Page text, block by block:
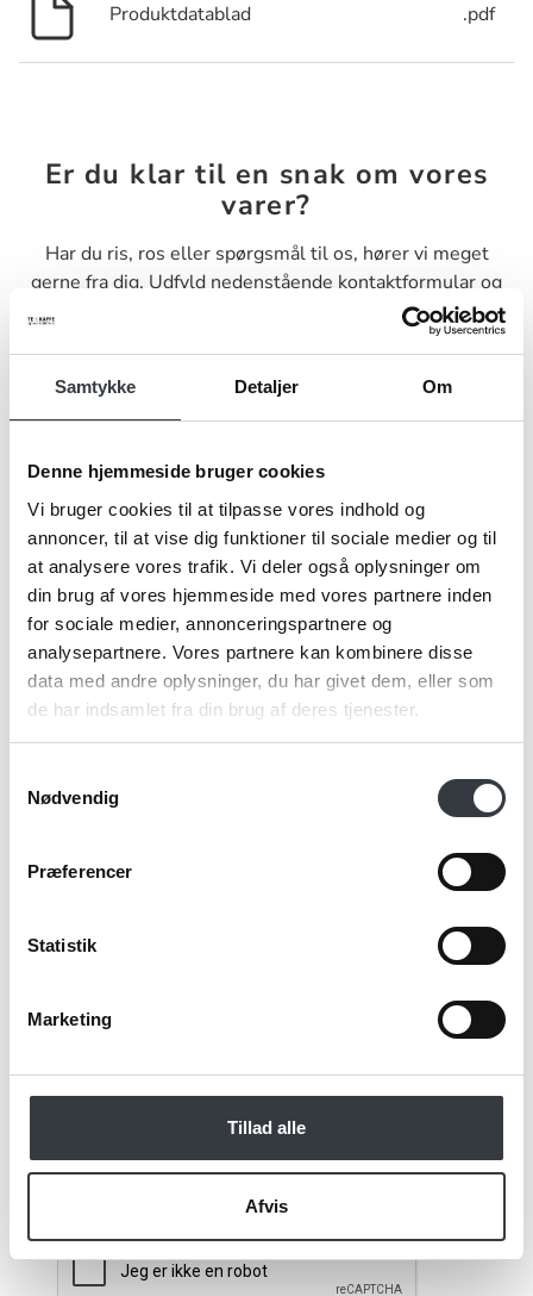
Samtykke Detaljer Om
Denne hjemmeside bruger cookies
Vi bruger cookies til at tilpasse vores indhold og
annoncer, til at vise dig funktioner til sociale medier og til
at analysere vores trafik. Vi deler også oplysninger om
din brug af vores hjemmeside med vores partnere inden
for sociale medier, annonceringspartnere og
analysepartnere. Vores partnere kan kombinere disse
data med andre oplysninger, du har givet dem, eller som
de har indsamlet fra din brug af deres tjenester.
Nødvendig
Præferencer
Statistik
Marketing
Tillad alle
Afvis
Produktdatablad .pdf
Er du klar til en snak om vores
varer?
Har du ris, ros eller spørgsmål til os, hører vi meget
gerne fra dig. Udfyld nedenstående kontaktformular og
send den til os, så vender vi tilbage til dig hurtigst muligt.
Navn*
Firma*
Telefonnr.*
Email*
specialistenspersondatapolitik. *
*Obligatorisk